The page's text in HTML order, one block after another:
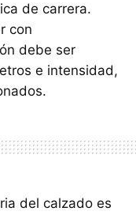
de carrera.
con
debe ser
e intensidad,
del calzado es